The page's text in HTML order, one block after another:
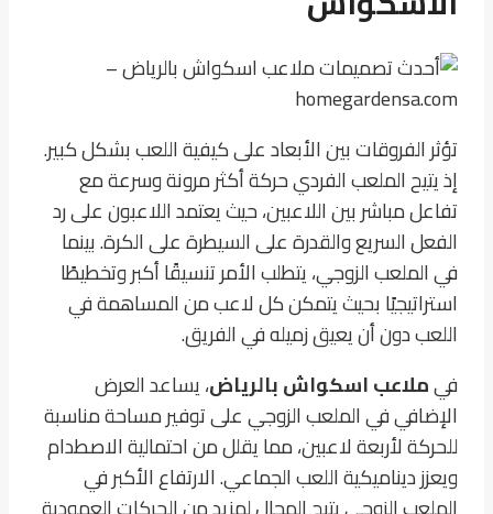
تؤثر الفروقات بين الأبعاد على كيفية اللعب بشكل كبير.
إذ يتيح الملعب الفردي حركة أكثر مرونة وسرعة مع
تفاعل مباشر بين اللاعبين، حيث يعتمد اللاعبون على رد
الفعل السريع والقدرة على السيطرة على الكرة. بينما
في الملعب الزوجي، يتطلب الأمر تنسيقًا أكبر وتخطيطًا
استراتيجيًا بحيث يتمكن كل لاعب من المساهمة في
اللعب دون أن يعيق زميله في الفريق.
فيملاعب اسكواش بالرياض، يساعد العرض
الإضافي في الملعب الزوجي على توفير مساحة مناسبة
للحركة لأربعة لاعبين، مما يقلل من احتمالية الاصطدام
ويعزز ديناميكية اللعب الجماعي. الارتفاع الأكبر في